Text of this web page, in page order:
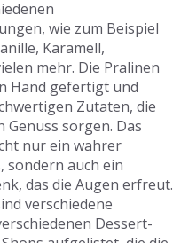
wie zum Beispiel
Karamell,
mehr. Die Pralinen
Hand gefertigt und
Zutaten, die
sorgen. Das
nur ein wahrer
sondern auch ein
das die Augen erfreut.
verschiedene
Dessert-